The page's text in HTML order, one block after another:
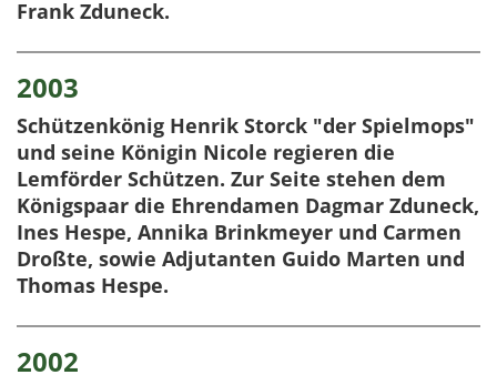
Frank Zduneck.
2003
Schützenkönig Henrik Storck "der Spielmops"
und seine Königin Nicole regieren die
Lemförder Schützen. Zur Seite stehen dem
Königspaar die Ehrendamen Dagmar Zduneck,
Ines Hespe, Annika Brinkmeyer und Carmen
Droßte, sowie Adjutanten Guido Marten und
Thomas Hespe.
2002